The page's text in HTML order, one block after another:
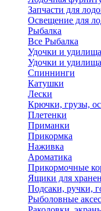
Запчасти для
Освещение для
Рыбалка
Все Рыбалка
Удочки и
Удочки и удилища
Спиннинги
Катушки
Лески
Крючки, грузы,
Плетенки
Приманки
Прикормка
Наживка
Ароматика
Прикормочные
Ящики для
Подсаки, ручки,
Рыболовные